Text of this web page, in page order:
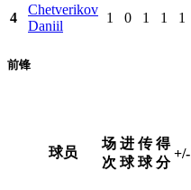
4
Chetverikov
Daniil
1 0 1 1 1
前锋
球员
场
次
进
球
传
球
得
分
+/-